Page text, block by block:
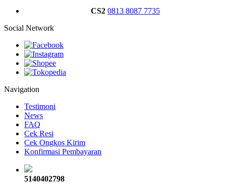
CS2 0813 8087 7735
Social Network
Navigation
Testimoni
News
FAQ
Cek Resi
Cek Ongkos Kirim
Konfirmasi Pembayaran
5140402798